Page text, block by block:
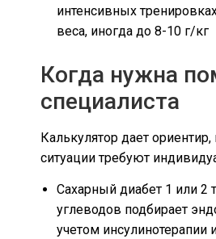
интенсивных
веса, иногда до 8-10 г/кг
Когда нужна
специалиста
Калькулятор дает
ситуации требуют
Сахарный диабет 1 или 2
углеводов подбирает
учетом инсулинотерапии